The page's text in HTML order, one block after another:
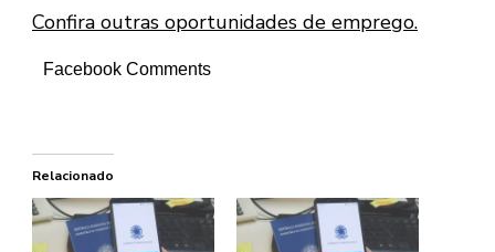
Confira outras oportunidades de emprego.
Facebook Comments
Relacionado